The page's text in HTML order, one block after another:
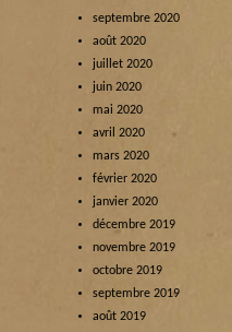
septembre 2020
août 2020
juillet 2020
juin 2020
mai 2020
avril 2020
mars 2020
février 2020
janvier 2020
décembre 2019
novembre 2019
octobre 2019
septembre 2019
août 2019